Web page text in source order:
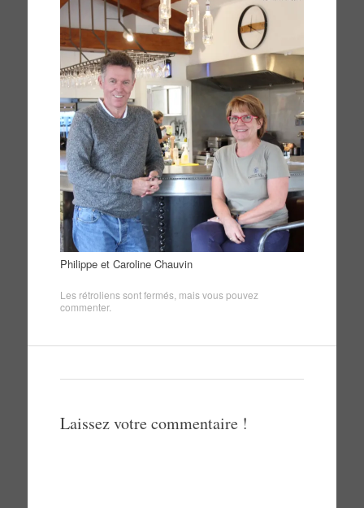
Philippe et Caroline Chauvin
Les rétroliens sont fermés, mais vous pouvez
commenter.
Laissez votre commentaire !